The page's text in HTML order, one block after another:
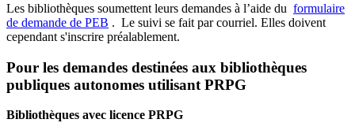
Les bibliothèques soumettent leurs demandes à l’aide du formulaire
de demande de PEB . Le suivi se fait par courriel. Elles doivent
cependant s'inscrire préalablement.
Pour les demandes destinées aux bibliothèques
publiques autonomes utilisant PRPG
Bibliothèques avec licence PRPG